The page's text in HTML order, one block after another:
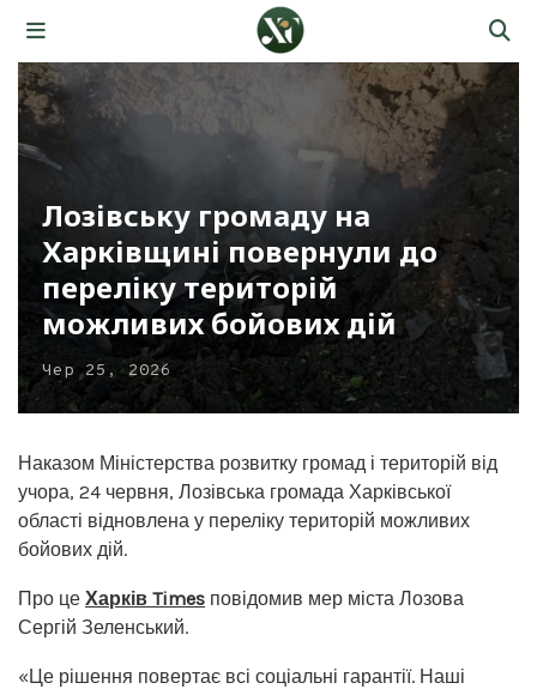
Лозівську громаду на
Харківщині повернули до
переліку територій
можливих бойових дій
Чер 25, 2026
Наказом Міністерства розвитку громад і територій від
учора, 24 червня, Лозівська громада Харківської
області відновлена у переліку територій можливих
бойових дій.
Про це Харків Times повідомив мер міста Лозова
Сергій Зеленський.
«Це рішення повертає всі соціальні гарантії. Наші